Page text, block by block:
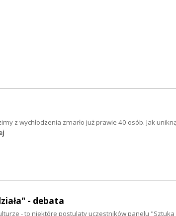
z wychłodzenia zmarło już prawie 40 osób. Jak
- debata
- to niektóre postulaty uczestników panelu "Sztuka